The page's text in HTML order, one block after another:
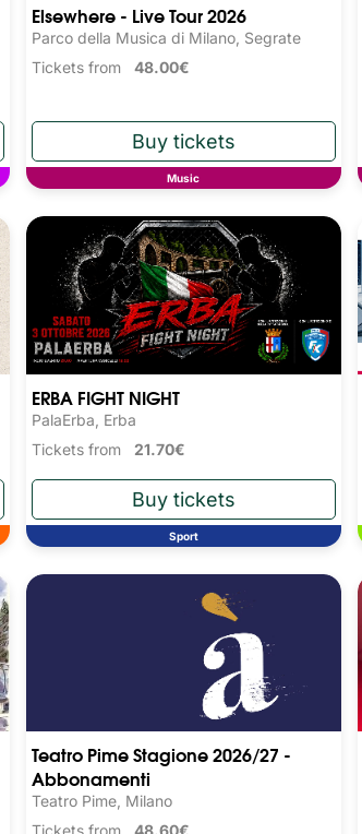
Elsewhere - Live Tour 2026
Parco della Musica di Milano, Segrate
Tickets from 48.00€
Music
ERBA FIGHT NIGHT
PalaErba, Erba
Tickets from 21.70€
Sport
Teatro Pime Stagione 2026/27 -
Abbonamenti
Teatro Pime, Milano
Tickets from 48.60€